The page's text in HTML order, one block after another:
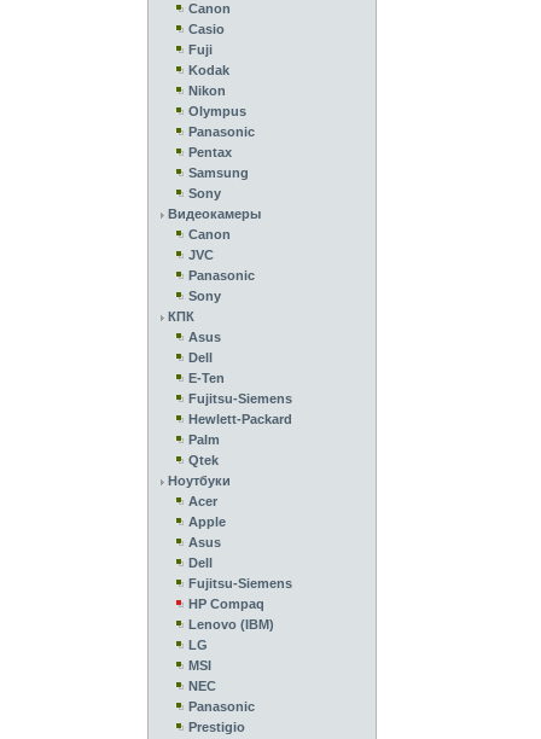
Canon
Casio
Fuji
Kodak
Nikon
Olympus
Panasonic
Pentax
Samsung
Sony
Видеокамеры
Canon
JVC
Panasonic
Sony
КПК
Asus
Dell
E-Ten
Fujitsu-Siemens
Hewlett-Packard
Palm
Qtek
Ноутбуки
Acer
Apple
Asus
Dell
Fujitsu-Siemens
HP Compaq
Lenovo (IBM)
LG
MSI
NEC
Panasonic
Prestigio